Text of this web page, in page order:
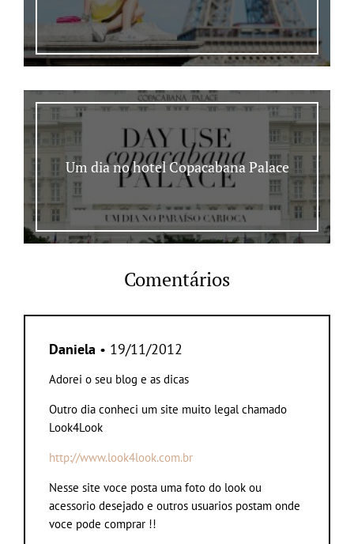
Um dia no hotel Copacabana Palace
Comentários
Daniela • 19/11/2012
Adorei o seu blog e as dicas
Outro dia conheci um site muito legal chamado
Look4Look
http://www.look4look.com.br
Nesse site voce posta uma foto do look ou
acessorio desejado e outros usuarios postam onde
voce pode comprar !!